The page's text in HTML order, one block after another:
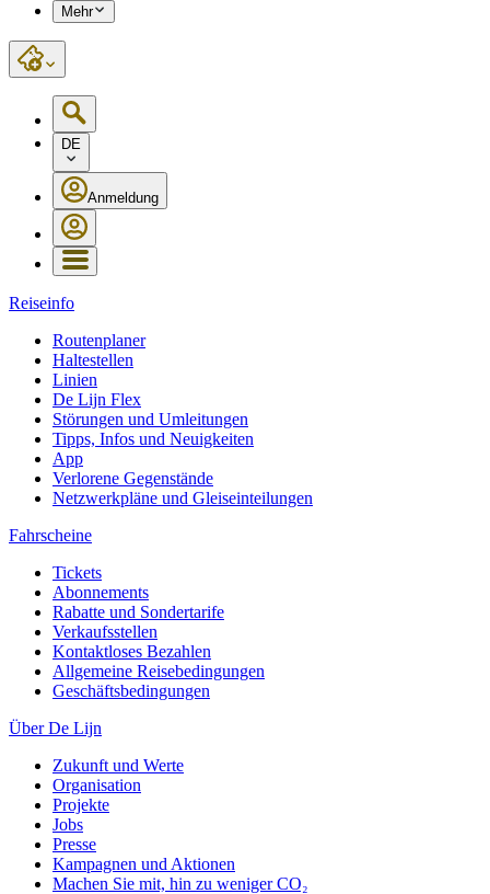
Mehr
DE
Anmeldung
Reiseinfo
Routenplaner
Haltestellen
Linien
De Lijn Flex
Störungen und Umleitungen
Tipps, Infos und Neuigkeiten
App
Verlorene Gegenstände
Netzwerkpläne und Gleiseinteilungen
Fahrscheine
Tickets
Abonnements
Rabatte und Sondertarife
Verkaufsstellen
Kontaktloses Bezahlen
Allgemeine Reisebedingungen
Geschäftsbedingungen
Über De Lijn
Zukunft und Werte
Organisation
Projekte
Jobs
Presse
Kampagnen und Aktionen
Machen Sie mit, hin zu weniger CO₂